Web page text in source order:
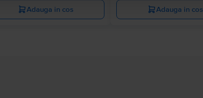
Adauga in cos Adauga in cos